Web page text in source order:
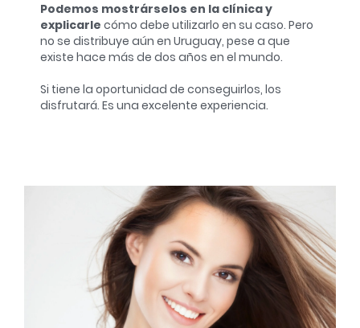
Podemos mostrárselos en la clínica y
explicarle cómo debe utilizarlo en su caso. Pero
no se distribuye aún en Uruguay, pese a que
existe hace más de dos años en el mundo.
Si tiene la oportunidad de conseguirlos, los
disfrutará. Es una excelente experiencia.